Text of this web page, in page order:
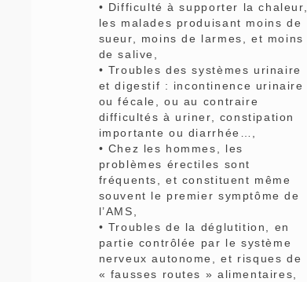
• Difficulté à supporter la chaleur,
les malades produisant moins de
sueur, moins de larmes, et moins
de salive,
• Troubles des systèmes urinaire
et digestif : incontinence urinaire
ou fécale, ou au contraire
difficultés à uriner, constipation
importante ou diarrhée…,
• Chez les hommes, les
problèmes érectiles sont
fréquents, et constituent même
souvent le premier symptôme de
l’AMS,
• Troubles de la déglutition, en
partie contrôlée par le système
nerveux autonome, et risques de
« fausses routes » alimentaires,